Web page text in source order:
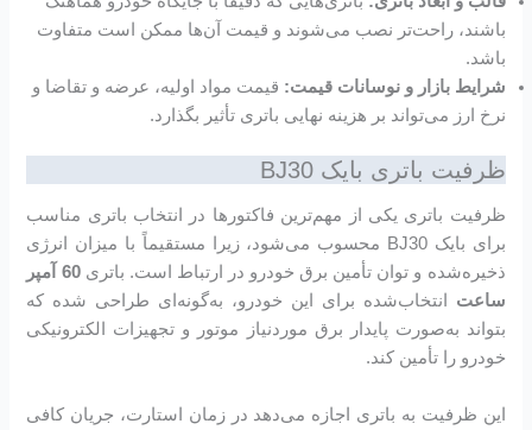
باشند، راحت‌تر نصب می‌شوند و قیمت آن‌ها ممکن است متفاوت
باشد.
شرایط بازار و نوسانات قیمت: قیمت مواد اولیه، عرضه و تقاضا و
نرخ ارز می‌تواند بر هزینه نهایی باتری تأثیر بگذارد.
ظرفیت باتری بایک BJ30
ظرفیت باتری یکی از مهم‌ترین فاکتورها در انتخاب باتری مناسب
برای بایک BJ30 محسوب می‌شود، زیرا مستقیماً با میزان انرژی
ذخیره‌شده و توان تأمین برق خودرو در ارتباط است. باتری
60 آمپر
ساعت انتخاب‌شده برای این خودرو، به‌گونه‌ای طراحی شده که
بتواند به‌صورت پایدار برق موردنیاز موتور و تجهیزات الکترونیکی
خودرو را تأمین کند.
این ظرفیت به باتری اجازه می‌دهد در زمان استارت، جریان کافی